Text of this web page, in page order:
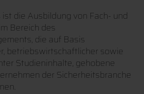
die Ausbildung von Fach- und
Bereich des
die auf Basis
betriebswirtschaftlicher sowie
Studieninhalte, gehobene
der Sicherheitsbranche